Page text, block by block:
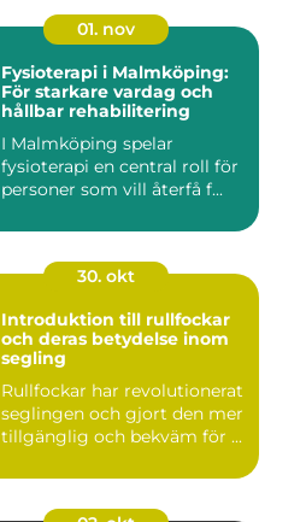
01. nov
Fysioterapi i Malmköping:
För starkare vardag och
hållbar rehabilitering
I Malmköping spelar
fysioterapi en central roll för
personer som vill återfå f...
30. okt
Introduktion till rullfockar
och deras betydelse inom
segling
Rullfockar har revolutionerat
seglingen och gjort den mer
tillgänglig och bekväm för ...